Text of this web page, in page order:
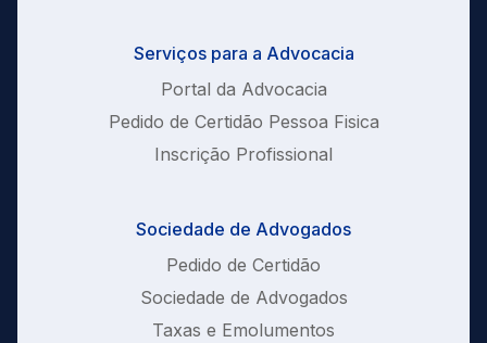
Serviços para a Advocacia
Portal da Advocacia
Pedido de Certidão Pessoa Fisica
Inscrição Profissional
Sociedade de Advogados
Pedido de Certidão
Sociedade de Advogados
Taxas e Emolumentos